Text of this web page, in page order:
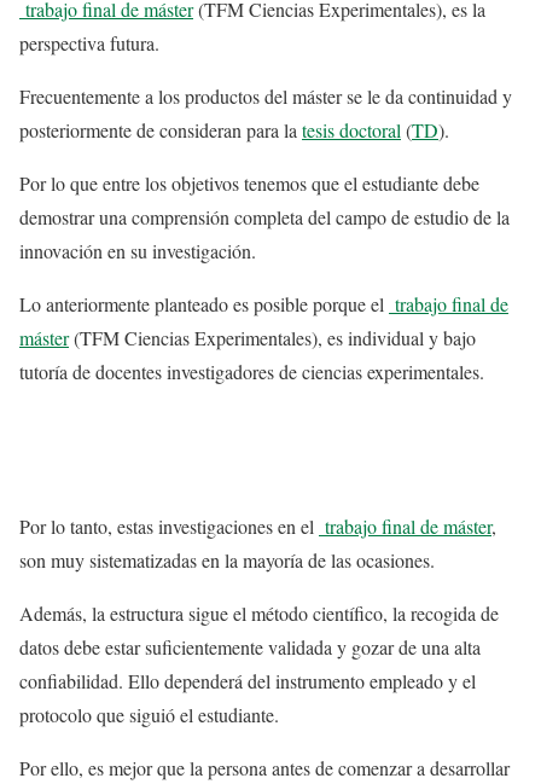
trabajo final de máster(TFM Ciencias Experimentales), es la
perspectiva futura.
Frecuentemente a los productos del máster se le da continuidad y
posteriormente de consideran para latesis doctoral(TD).
Por lo que entre los objetivos tenemos que el estudiante debe
demostrar una comprensión completa del campo de estudio de la
innovación en su investigación.
Lo anteriormente planteado es posible porque el trabajo final de
máster(TFM Ciencias Experimentales), es individual y bajo
tutoría de docentes investigadores de ciencias experimentales.
Por lo tanto, estas investigaciones en el trabajo final de máster,
son muy sistematizadas en la mayoría de las ocasiones.
Además, la estructura sigue el método científico, la recogida de
datos debe estar suficientemente validada y gozar de una alta
confiabilidad. Ello dependerá del instrumento empleado y el
protocolo que siguió el estudiante.
Por ello, es mejor que la persona antes de comenzar a desarrollar